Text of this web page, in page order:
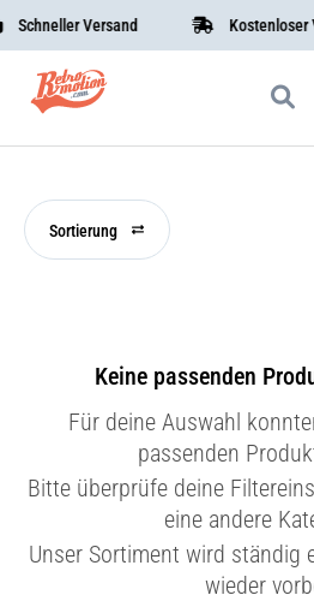
Schneller Versand Kostenloser
Sortierung
Keine passenden
Für deine Auswahl
passenden
Bitte überprüfe deine
eine andere
Unser Sortiment wird ständig
wieder